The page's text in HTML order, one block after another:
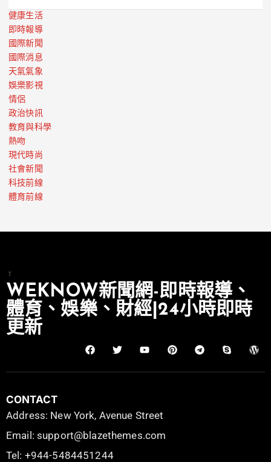
健康生活
即時報導
國際新聞
國際消息
天氣氣象
娛樂影視
情侶
政治快訊
教育與科學
熱吻
現代時尚
社會新聞
科技前線
體育前線
WEKNOW新聞網-即時報導、
體育、娛樂、財經|24小時即時
更新
CONTACT
Address: New York, Avenue Street
Email: support@blazethemes.com
Tel: +944-5484451244